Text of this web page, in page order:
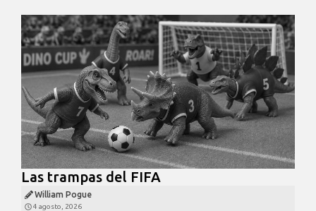
Las trampas del FIFA
William Pogue
4 agosto, 2026